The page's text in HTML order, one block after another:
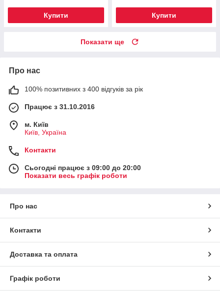
Купити Купити
Показати ще
Про нас
100% позитивних з 400 відгуків за рік
Працює з 31.10.2016
м. Київ
Київ, Україна
Контакти
Сьогодні працює з 09:00 до 20:00
Показати весь графік роботи
Про нас
Контакти
Доставка та оплата
Графік роботи